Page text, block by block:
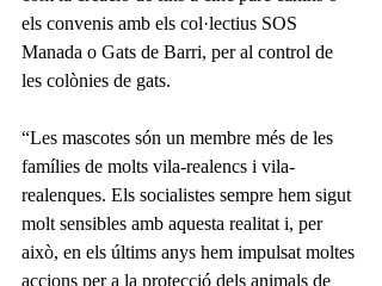
els convenis amb els col·lectius SOS
Manada o Gats de Barri, per al control de
les colònies de gats.
“Les mascotes són un membre més de les
famílies de molts vila-realencs i vila-
realenques. Els socialistes sempre hem sigut
molt sensibles amb aquesta realitat i, per
això, en els últims anys hem impulsat moltes
accions per a la protecció dels animals de